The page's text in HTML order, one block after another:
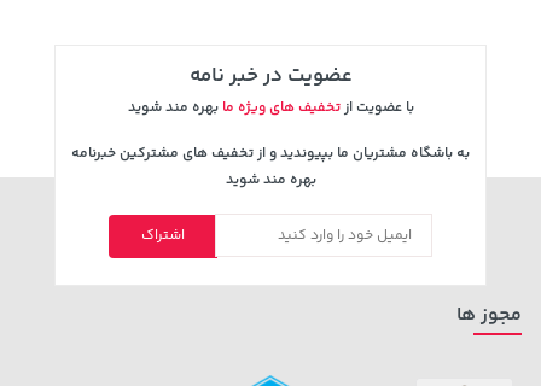
36,380,000 تومان خرید
عضویت در خبر نامه
با عضویت ازتخفیف های ویژه ما بهره مند شوید
به باشگاه مشتریان ما بپیوندید و از تخفیف های مشترکین خبرنامه
بهره مند شوید
اشتراک
مجوز ها